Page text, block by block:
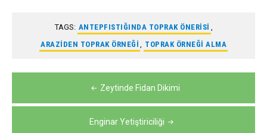
TAGS: ANTEPFISTIĞINDA TOPRAK ÖNERISI ,
ARAZIDEN TOPRAK ÖRNEĞI , TOPRAK ÖRNEĞI ALMA
gezinmesi
Zeytinde Fidan Dikimi
Enginar Yetiştiriciliği